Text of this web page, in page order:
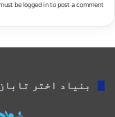
belogged into post a comment.
بنیاد اختر